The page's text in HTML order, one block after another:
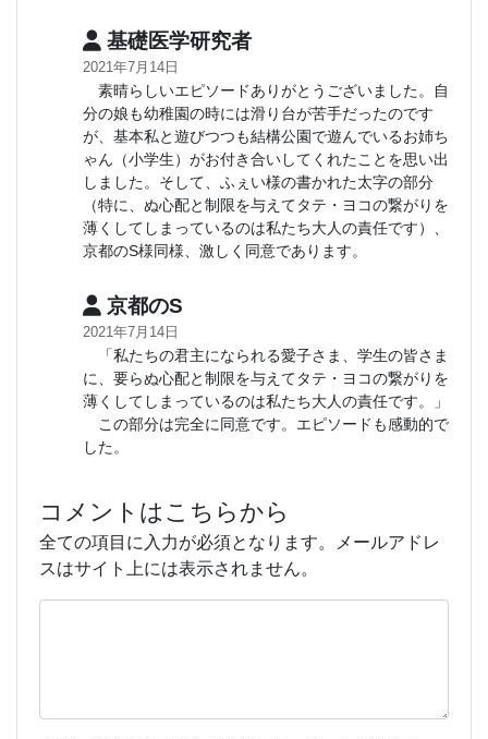
基礎医学研究者
2021年7月14日
素晴らしいエピソードありがとうございました。自
分の娘も幼稚園の時には滑り台が苦手だったのです
が、基本私と遊びつつも結構公園で遊んでいるお姉ち
ゃん（小学生）がお付き合いしてくれたことを思い出
しました。そして、ふぇい様の書かれた太字の部分
（特に、ぬ心配と制限を与えてタテ・ヨコの繋がりを
薄くしてしまっているのは私たち大人の責任です）、
京都のS様同様、激しく同意であります。
京都のS
2021年7月14日
「私たちの君主になられる愛子さま、学生の皆さま
に、要らぬ心配と制限を与えてタテ・ヨコの繋がりを
薄くしてしまっているのは私たち大人の責任です。」
この部分は完全に同意です。エピソードも感動的で
した。
コメントはこちらから
全ての項目に入力が必須となります。メールアドレ
スはサイト上には表示されません。